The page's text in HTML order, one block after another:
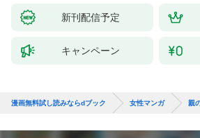
新刊配信予定
キャンペーン
漫画無料試し読みならdブック 女性マンガ 親